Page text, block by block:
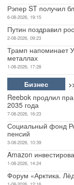
Рэпер ST получил
6-08-2026, 19:15
Путин поздравил
2-08-2026, 09:23
Трамп напоминает
металлах
1-08-2026, 17:28
Бизнес
Reebok продлил
2035 года
7-08-2026, 16:23
Социальный фонд
пенсий
3-08-2026, 10:39
Amazon
1-08-2026, 14:24
Форум «Арктика.